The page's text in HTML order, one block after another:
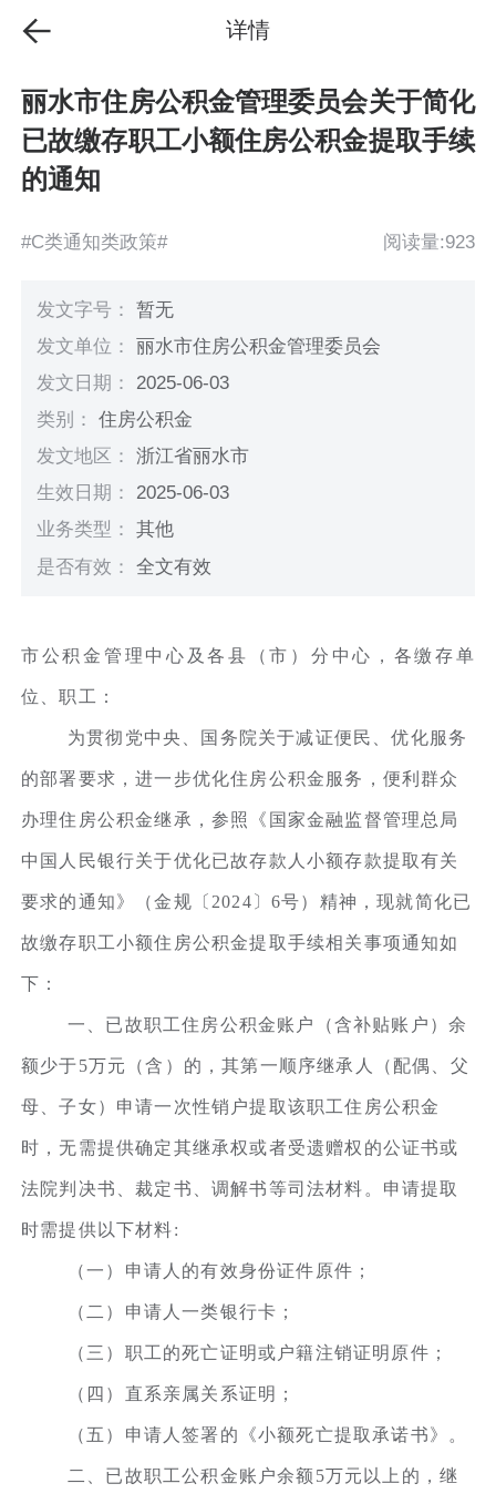
详情
丽水市住房公积金管理委员会关于简化
已故缴存职工小额住房公积金提取手续
的通知
#C类通知类政策# 阅读量:923
发文字号：暂无
发文单位：丽水市住房公积金管理委员会
发文日期： 2025-06-03
类别：住房公积金
发文地区：浙江省丽水市
生效日期： 2025-06-03
业务类型：其他
是否有效：全文有效
市公积金管理中心及各县（市）分中心，各缴存单
位、职工 ：
为贯彻党中央、国务院关于减证便民、优化服务
的部署要求，进一步优化住房公积金服务，便利群众
办理住房公积金继承，参照《国家金融监督管理总局
中国人民银行关于优化已故存款人小额存款提取有关
要求的通知》（金规〔2024〕6号）精神，现就简化已
故缴存职工小额住房公积金提取手续相关事项通知如
下：
一、已故职工住房公积金账户（含补贴账户）余
额少于5万元（含）的，其第一顺序继承人（配偶、父
母、子女）申请一次性销户提取该职工住房公积金
时，无需提供确定其继承权或者受遗赠权的公证书或
法院判决书、裁定书、调解书等司法材料。申请提取
时需提供以下材料:
（一）申请人的有效身份证件原件；
（二）申请人一类银行卡；
（三）职工的死亡证明或户籍注销证明原件；
（四）直系亲属关系证明；
（五）申请人签署的《小额死亡提取承诺书》。
二、已故职工公积金账户余额5万元以上的，继